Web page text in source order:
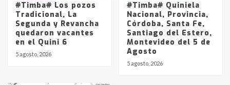
#Timba# Los pozos
Tradicional, La
Segunda y Revancha
quedaron vacantes
en el Quini 6
5 agosto, 2026
#Timba# Quiniela
Nacional, Provincia,
Córdoba, Santa Fe,
Santiago del Estero,
Montevideo del 5 de
Agosto
5 agosto, 2026